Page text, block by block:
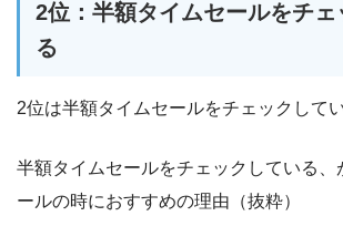
2位：半額タイムセールをチェ
る
2位は半額タイムセールをチェックして
半額タイムセールをチェックしている、
ールの時におすすめの理由（抜粋）